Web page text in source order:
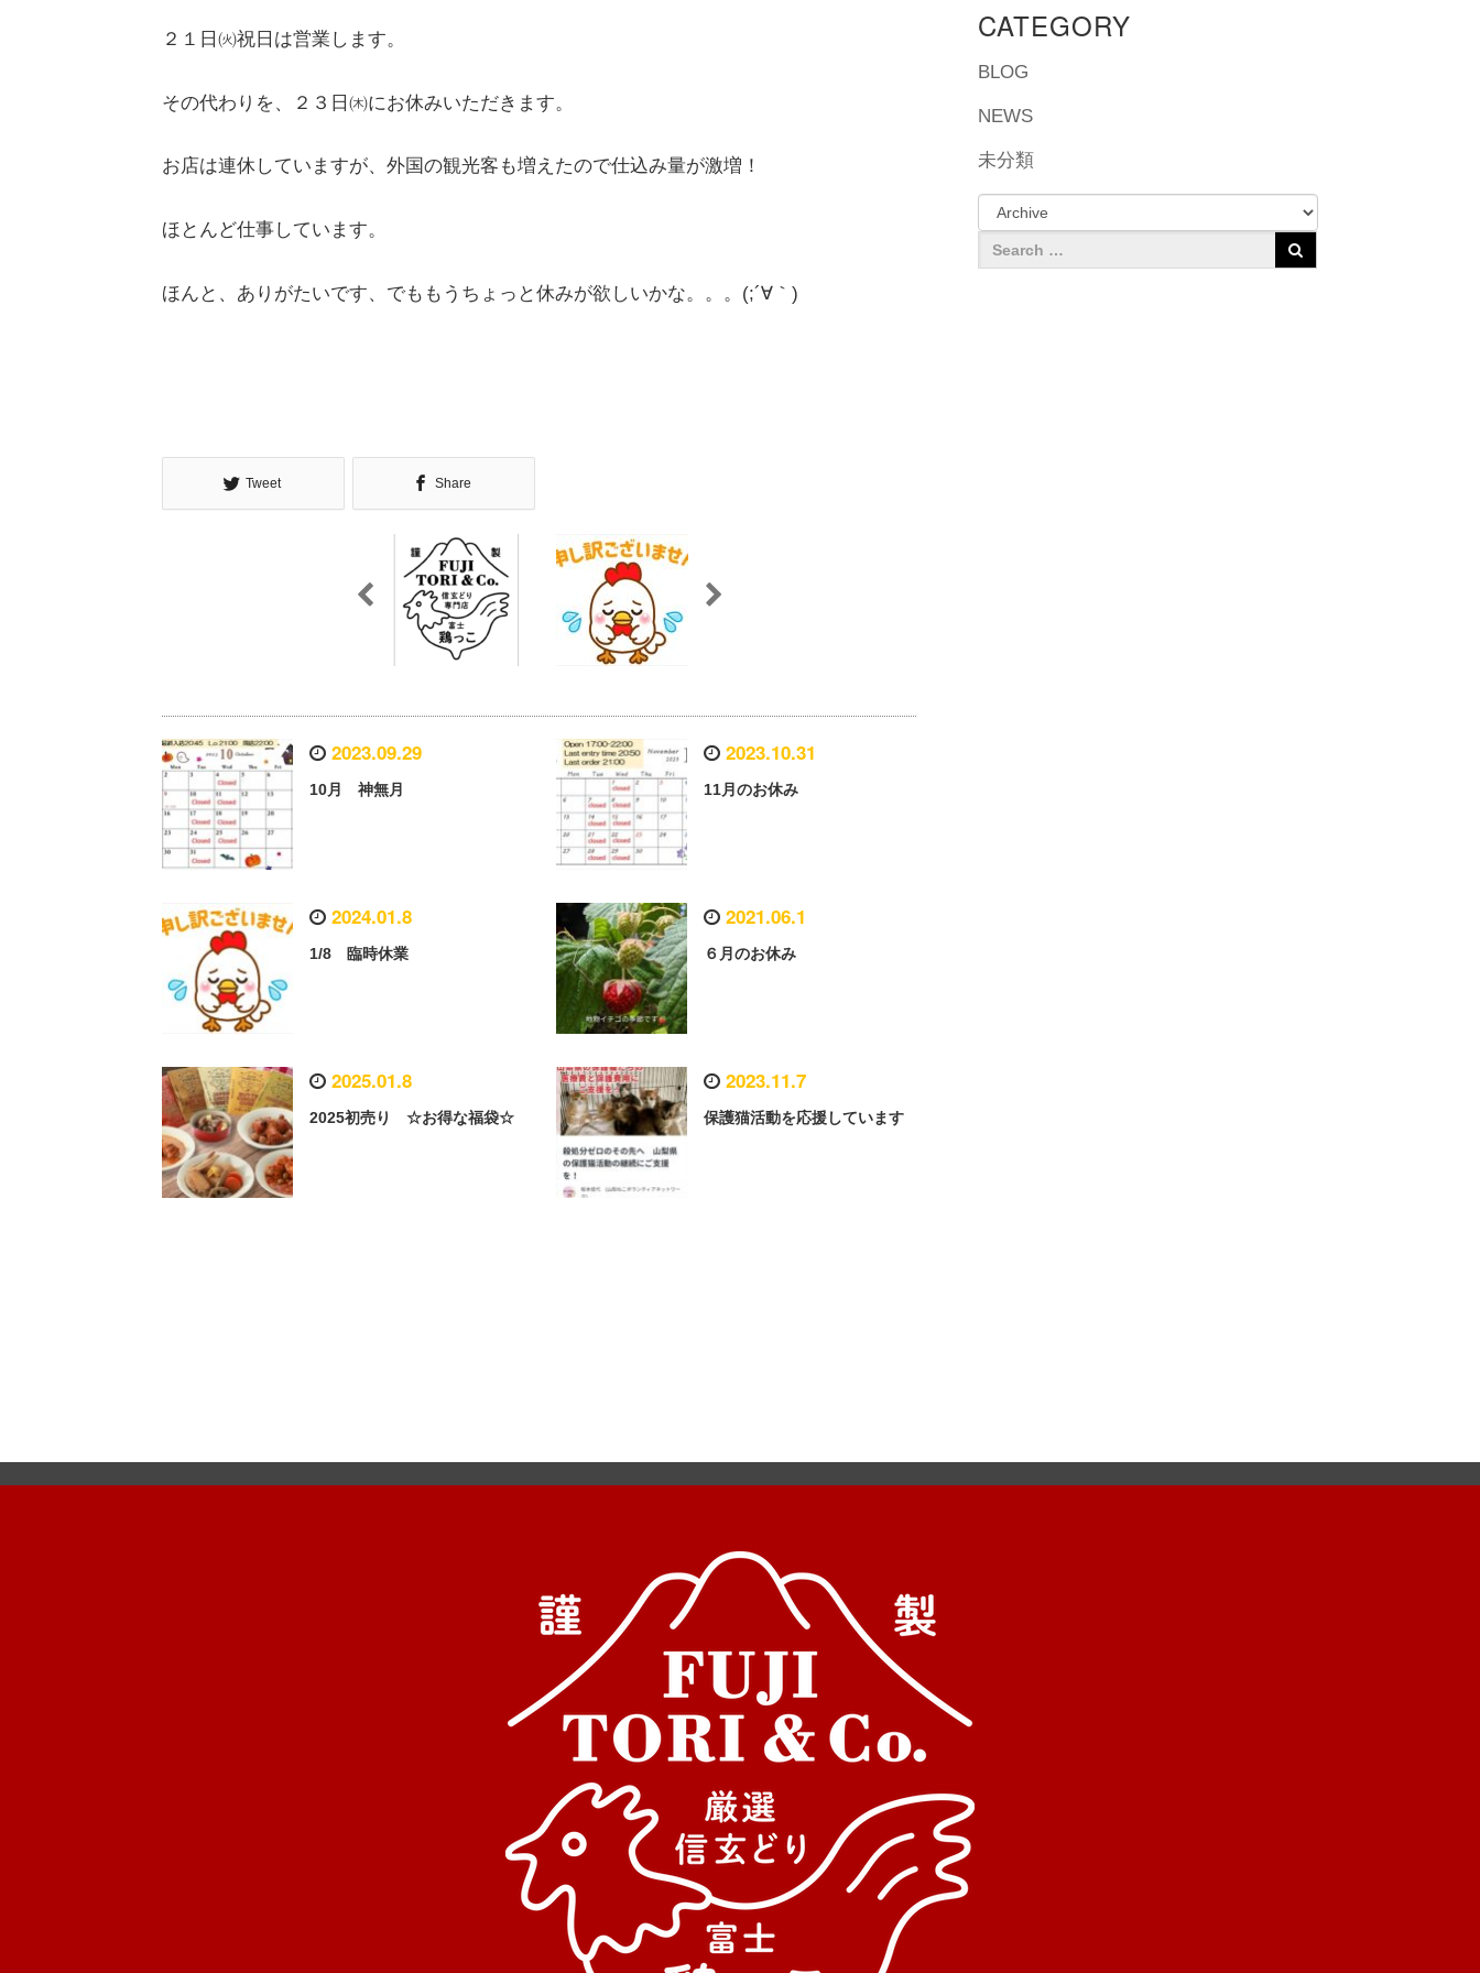
２１日㈫祝日は営業します。
その代わりを、２３日㈭にお休みいただきます。
お店は連休していますが、外国の観光客も増えたので仕込み量が激増！
ほとんど仕事しています。
ほんと、ありがたいです、でももうちょっと休みが欲しいかな。。。(;´∀｀)
Tweet Share
2023.09.29
10月 神無月
2023.10.31
11月のお休み
2024.01.8
1/8 臨時休業
2021.06.1
６月のお休み
2025.01.8
2025初売り ☆お得な福袋☆
2023.11.7
保護猫活動を応援しています
CATEGORY
BLOG
NEWS
未分類